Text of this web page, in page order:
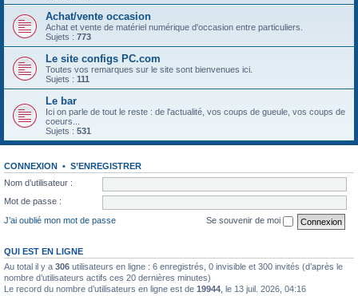
Achat/vente occasion
Achat et vente de matériel numérique d'occasion entre particuliers.
Sujets : 773
Le site configs PC.com
Toutes vos remarques sur le site sont bienvenues ici.
Sujets : 111
Le bar
Ici on parle de tout le reste : de l'actualité, vos coups de gueule, vos coups de
coeurs...
Sujets : 531
CONNEXION • S’ENREGISTRER
Nom d’utilisateur :
Mot de passe :
J’ai oublié mon mot de passe
Se souvenir de moi
QUI EST EN LIGNE
Au total il y a 306 utilisateurs en ligne : 6 enregistrés, 0 invisible et 300 invités (d’après le
nombre d’utilisateurs actifs ces 20 dernières minutes)
Le record du nombre d’utilisateurs en ligne est de 19944 , le 13 juil. 2026, 04:16